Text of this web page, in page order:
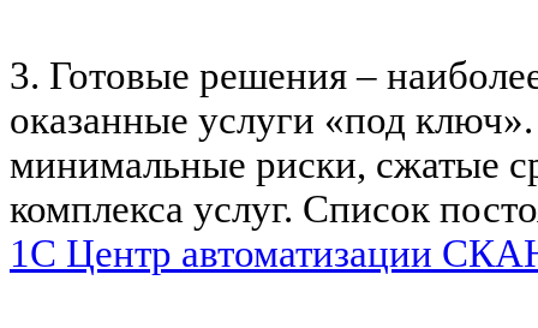
3. Готовые решения –
оказанные услуги «под
минимальные риски, сжатые
комплекса услуг. Список
1C Центр автоматизации